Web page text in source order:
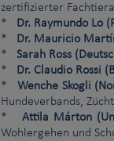
zertifizierter
*
Dr. Raymundo Lo
*
Dr. Mauricio
* Sarah Ross
*
Dr. Claudio Rossi
*Wenche Skogli
Hundeverbands,
* Attila Márton
Wohlergehen und